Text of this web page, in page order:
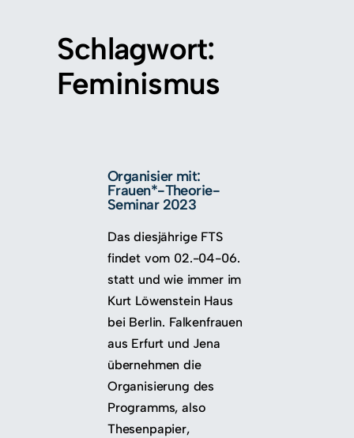
springenSchlagwort:
Feminismus
Organisier mit:
Frauen*-Theorie-
Seminar 2023
Das diesjährige FTS
findet vom 02.-04-06.
statt und wie immer im
Kurt Löwenstein Haus
bei Berlin. Falkenfrauen
aus Erfurt und Jena
übernehmen die
Organisierung des
Programms, also
Thesenpapier,